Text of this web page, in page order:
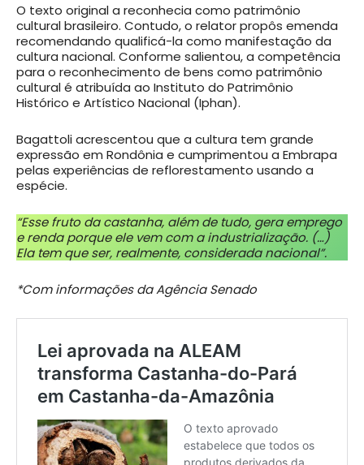
O texto original a reconhecia como patrimônio
cultural brasileiro. Contudo, o relator propôs emenda
recomendando qualificá-la como manifestação da
cultura nacional. Conforme salientou, a competência
para o reconhecimento de bens como patrimônio
cultural é atribuída ao Instituto do Patrimônio
Histórico e Artístico Nacional (Iphan).
Bagattoli acrescentou que a cultura tem grande
expressão em Rondônia e cumprimentou a Embrapa
pelas experiências de reflorestamento usando a
espécie.
“Esse fruto da castanha, além de tudo, gera emprego
e renda porque ele vem com a industrialização. (…)
Ela tem que ser, realmente, considerada nacional”.
*Com informações da Agência Senado